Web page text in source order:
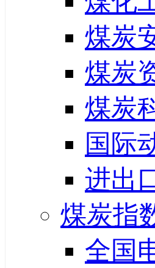
煤炭
煤炭
煤炭
国际
进出
煤炭指
全国